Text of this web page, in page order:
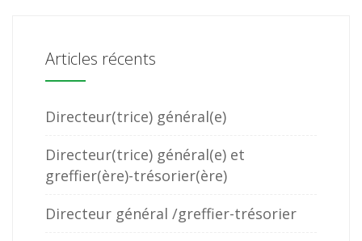
Articles récents
Directeur(trice) général(e)
Directeur(trice) général(e) et
greffier(ère)-trésorier(ère)
Directeur général /greffier-trésorier